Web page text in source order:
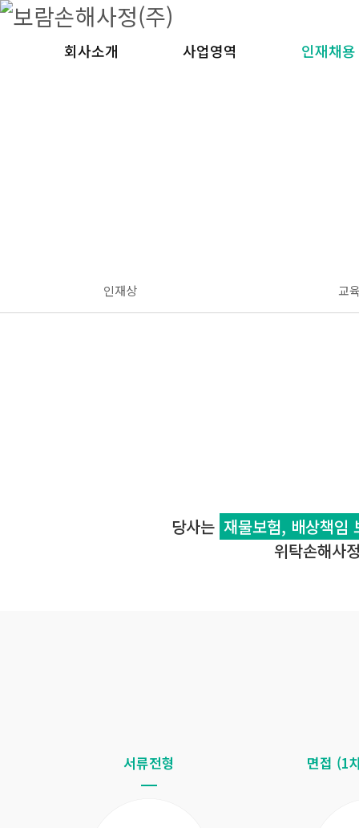
회사소개 사업영역 인재채용
인재상 교
당사는 재물보험, 배상책임
위탁손해사
서류전형 면접 (1